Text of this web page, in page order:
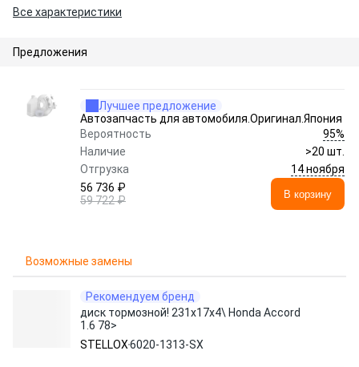
Все характеристики
Предложения
Лучшее предложение
Автозапчасть для автомобиля.Оригинал.Япония
Вероятность
95%
Наличие
>20 шт.
Отгрузка
14 ноября
56 736 ₽
59 722 ₽
В корзину
Возможные замены
Рекомендуем бренд
диск тормозной! 231x17х4\ Honda Accord
1.6 78>
STELLOX6020-1313-SX